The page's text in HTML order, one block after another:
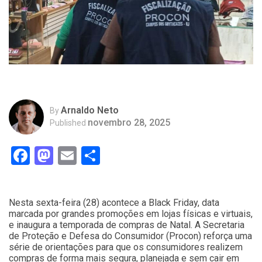
ByArnaldo Neto
Published novembro 28, 2025
Facebook
Mastodon
Email
Nesta sexta-feira (28) acontece a Black Friday, data
marcada por grandes promoções em lojas físicas e virtuais,
e inaugura a temporada de compras de Natal. A Secretaria
de Proteção e Defesa do Consumidor (Procon) reforça uma
série de orientações para que os consumidores realizem
compras de forma mais segura, planejada e sem cair em